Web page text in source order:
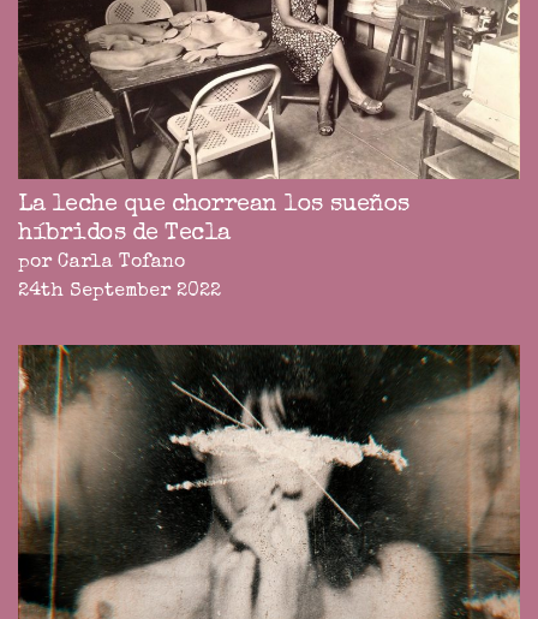
La leche que chorrean los sueños
híbridos de Tecla
por Carla Tofano
24th September 2022